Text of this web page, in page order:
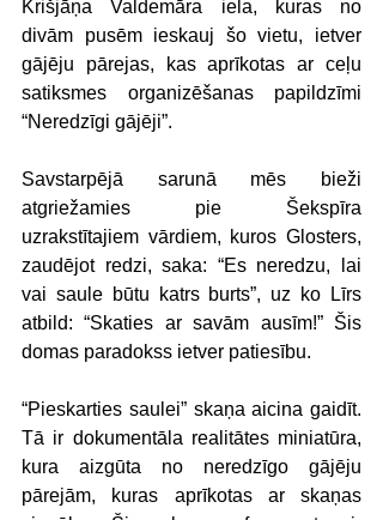
Krišjāņa Valdemāra iela, kuras no
divām pusēm ieskauj šo vietu, ietver
gājēju pārejas, kas aprīkotas ar ceļu
satiksmes organizēšanas papildzīmi
“Neredzīgi gājēji”.
Savstarpējā sarunā mēs bieži
atgriežamies pie Šekspīra
uzrakstītajiem vārdiem, kuros Glosters,
zaudējot redzi, saka: “Es neredzu, lai
vai saule būtu katrs burts”, uz ko Līrs
atbild: “Skaties ar savām ausīm!” Šis
domas paradokss ietver patiesību.
“Pieskarties saulei” skaņa aicina gaidīt.
Tā ir dokumentāla realitātes miniatūra,
kura aizgūta no neredzīgo gājēju
pārejām, kuras aprīkotas ar skaņas